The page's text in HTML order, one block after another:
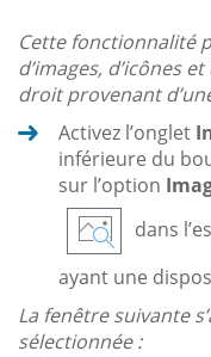
Cette fonctionnalité
d’images, d’icônes
droit provenant
Activez l’onglet
inférieure du
sur l’option
dans
ayant une
La fenêtre suivante
sélectionnée :